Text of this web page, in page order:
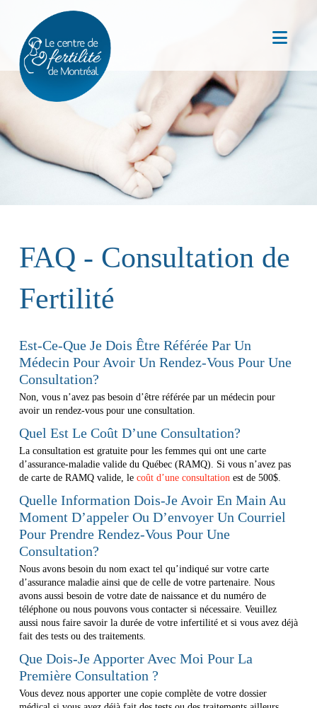
FAQ - Consultation de
Fertilité
Est-Ce-Que Je Dois Être Référée Par Un
Médecin Pour Avoir Un Rendez-Vous Pour Une
Consultation?
Non, vous n’avez pas besoin d’être référée par un médecin pour
avoir un rendez-vous pour une consultation.
Quel Est Le Coût D’une Consultation?
La consultation est gratuite pour les femmes qui ont une carte
d’assurance-maladie valide du Québec (RAMQ). Si vous n’avez pas
de carte de RAMQ valide, le coût d’une consultation est de 500$.
Quelle Information Dois-Je Avoir En Main Au
Moment D’appeler Ou D’envoyer Un Courriel
Pour Prendre Rendez-Vous Pour Une
Consultation?
Nous avons besoin du nom exact tel qu’indiqué sur votre carte
d’assurance maladie ainsi que de celle de votre partenaire. Nous
avons aussi besoin de votre date de naissance et du numéro de
téléphone ou nous pouvons vous contacter si nécessaire. Veuillez
aussi nous faire savoir la durée de votre infertilité et si vous avez déjà
fait des tests ou des traitements.
Que Dois-Je Apporter Avec Moi Pour La
Première Consultation ?
Vous devez nous apporter une copie complète de votre dossier